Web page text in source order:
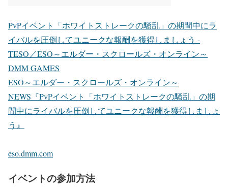
PvPイベント「ホワイトストレークの騒乱」の期間中にラ
イバルを圧倒してユニークな報酬を獲得しましょう -
TESO／ESO～エルダー・スクロールズ・オンライン～
DMM GAMES
ESO～エルダー・スクロールズ・オンライン～
NEWS『PvPイベント「ホワイトストレークの騒乱」の期
間中にライバルを圧倒してユニークな報酬を獲得しましょ
う』
eso.dmm.com
イベントの参加方法